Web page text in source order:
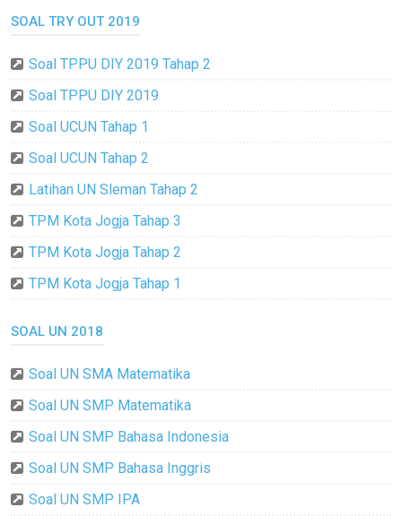
SOAL TRY OUT 2019
Soal TPPU DIY 2019 Tahap 2
Soal TPPU DIY 2019
Soal UCUN Tahap 1
Soal UCUN Tahap 2
Latihan UN Sleman Tahap 2
TPM Kota Jogja Tahap 3
TPM Kota Jogja Tahap 2
TPM Kota Jogja Tahap 1
SOAL UN 2018
Soal UN SMA Matematika
Soal UN SMP Matematika
Soal UN SMP Bahasa Indonesia
Soal UN SMP Bahasa Inggris
Soal UN SMP IPA